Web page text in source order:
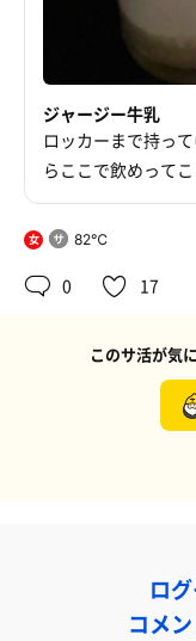
ジャージー牛乳
ロッカーまで持っ
らここで飲めって
女 82℃
0 17
このサ活が気
ロ
コメ